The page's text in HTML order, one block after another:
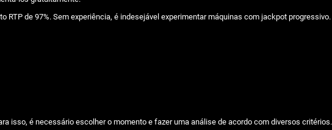
de 97%. Sem experiência, é indesejável experimentar máquinas com jackpot progressivo.
isso, é necessário escolher o momento e fazer uma análise de acordo com diversos critérios.